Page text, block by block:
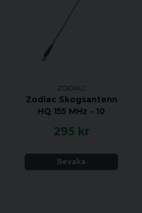
ZODIAC
Zodiac Skogsantenn
HQ 155 MHz - 10
295 kr
Bevaka